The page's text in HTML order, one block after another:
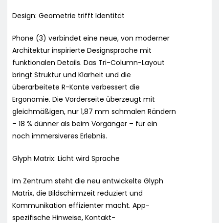
Design: Geometrie trifft Identität
Phone (3) verbindet eine neue, von moderner
Architektur inspirierte Designsprache mit
funktionalen Details. Das Tri-Column-Layout
bringt Struktur und Klarheit und die
überarbeitete R-Kante verbessert die
Ergonomie. Die Vorderseite überzeugt mit
gleichmäßigen, nur 1,87 mm schmalen Rändern
– 18 % dünner als beim Vorgänger – für ein
noch immersiveres Erlebnis.
Glyph Matrix: Licht wird Sprache
Im Zentrum steht die neu entwickelte Glyph
Matrix, die Bildschirmzeit reduziert und
Kommunikation effizienter macht. App-
spezifische Hinweise, Kontakt-